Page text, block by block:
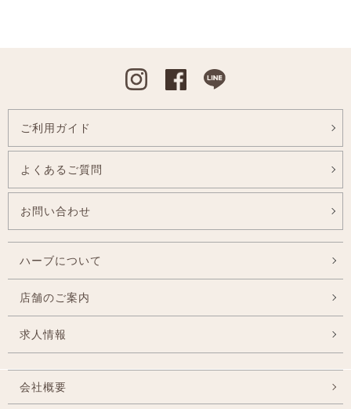
Instagram
ご利用ガイド
よくあるご質問
お問い合わせ
ハーブについて
店舗のご案内
求人情報
会社概要